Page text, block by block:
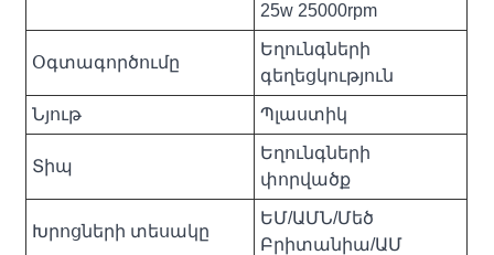
25w 25000rpm
Օգտագործումը
Եղունգների
գեղեցկություն
Նյութ Պլաստիկ
Տիպ
Եղունգների
փորվածք
Խրոցների տեսակը
ԵՄ/ԱՄՆ/Մեծ
Բրիտանիա/ԱՄ